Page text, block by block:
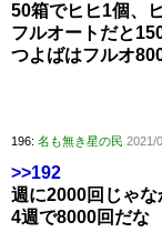
50箱でヒヒ1個、
フルオートだと
つよばはフルオ
196: 名も無き星の民 2021/
>>192
週に2000回じゃ
4週で8000回だな